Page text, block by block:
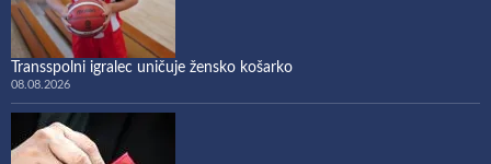
Transspolni igralec uničuje žensko košarko
08.08.2026